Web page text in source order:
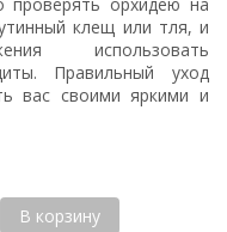
клещ или тля, и
использовать
Правильный уход
вас своими яркими и
В корзину